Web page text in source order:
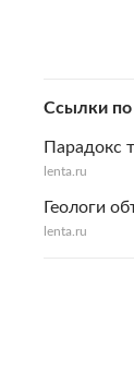
Ссылки по
Парадокс
lenta.ru
Геологи
lenta.ru